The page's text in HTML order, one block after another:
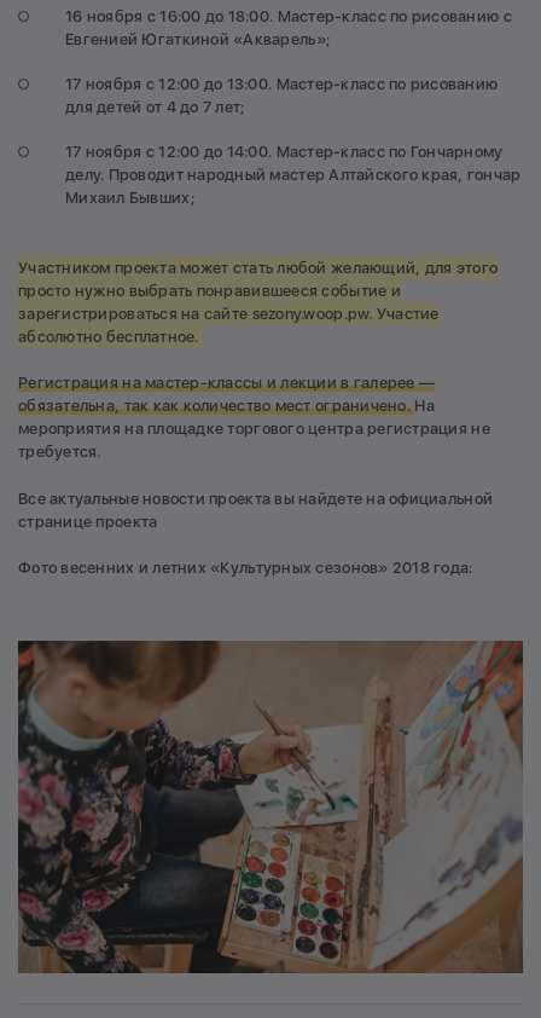
16 ноября c 16:00 до 18:00. Мастер-класс по рисованию с
Евгенией Югаткиной «Акварель»;
17 ноября c 12:00 до 13:00. Мастер-класс по рисованию
для детей от 4 до 7 лет;
17 ноября с 12:00 до 14:00. Мастер-класс по Гончарному
делу. Проводит народный мастер Алтайского края, гончар
Михаил Бывших;
Участником проекта может стать любой желающий, для этого
просто нужно выбрать понравившееся событие и
зарегистрироваться на сайте sezony.woop.pw. Участие
абсолютно бесплатное.
Регистрация на мастер-классы и лекции в галерее —
обязательна, так как количество мест ограничено.На
мероприятия на площадке торгового центра регистрация не
требуется.
Все актуальные новости проекта вы найдете на официальной
странице проекта
Фото весенних и летних «Культурных сезонов» 2018 года: